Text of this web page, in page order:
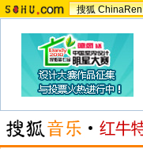
搜狐 ChinaRen